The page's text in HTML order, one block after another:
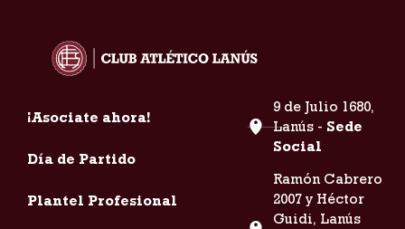
¡Asociate ahora!
Día de Partido
Plantel Profesional
9 de Julio 1680,
Lanús - Sede
Social
Ramón Cabrero
2007 y Héctor
Guidi, Lanús